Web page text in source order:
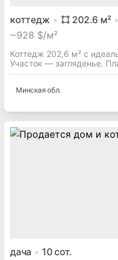
коттедж 202.6 м²
~928 $/м²
Коттедж 202,6 м² с
Участок — загляденье.
Минская обл.
дача 10сот.